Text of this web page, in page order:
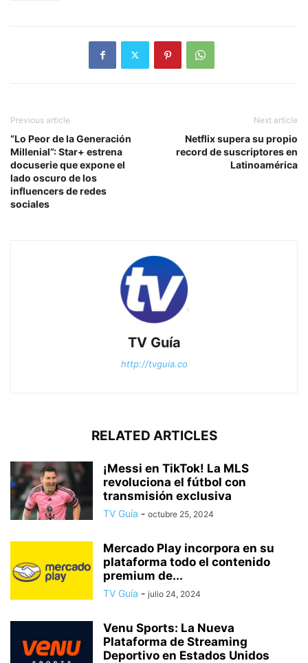
Previous article
“Lo Peor de la Generación
Millenial”: Star+ estrena
docuserie que expone el
lado oscuro de los
influencers de redes
sociales
Next article
Netflix supera su propio
record de suscriptores en
Latinoamérica
TV Guía
http://tvguia.co
RELATED ARTICLES
¡Messi en TikTok! La MLS
revoluciona el fútbol con
transmisión exclusiva
TV Guía - octubre 25, 2024
Mercado Play incorpora en su
plataforma todo el contenido
premium de...
TV Guía - julio 24, 2024
Venu Sports: La Nueva
Plataforma de Streaming
Deportivo en Estados Unidos